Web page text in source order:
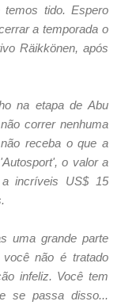
temos tido. Espero
a temporada o
Räikkönen, após
na etapa de Abu
correr nenhuma
receba o que a
o valor a
incríveis US$ 15
uma grande parte
não é tratado
infeliz. Você tem
se passa disso...